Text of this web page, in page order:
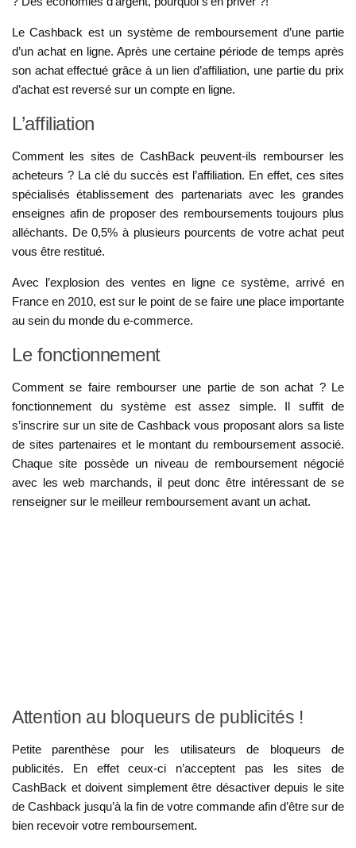
Le Cashback est un système de remboursement d’une partie
d’un achat en ligne. Après une certaine période de temps après
son achat effectué grâce à un lien d’affiliation, une partie du prix
d’achat est reversé sur un compte en ligne.
L’affiliation
Comment les sites de CashBack peuvent-ils rembourser les
acheteurs ? La clé du succès est l’affiliation. En effet, ces sites
spécialisés établissement des partenariats avec les grandes
enseignes afin de proposer des remboursements toujours plus
alléchants. De 0,5% à plusieurs pourcents de votre achat peut
vous être restitué.
Avec l’explosion des ventes en ligne ce système, arrivé en
France en 2010, est sur le point de se faire une place importante
au sein du monde du e-commerce.
Le fonctionnement
Comment se faire rembourser une partie de son achat ? Le
fonctionnement du système est assez simple. Il suffit de
s’inscrire sur un site de Cashback vous proposant alors sa liste
de sites partenaires et le montant du remboursement associé.
Chaque site possède un niveau de remboursement négocié
avec les web marchands, il peut donc être intéressant de se
renseigner sur le meilleur remboursement avant un achat.
Attention au bloqueurs de publicités !
Petite parenthèse pour les utilisateurs de bloqueurs de
publicités. En effet ceux-ci n’acceptent pas les sites de
CashBack et doivent simplement être désactiver depuis le site
de Cashback jusqu’à la fin de votre commande afin d’être sur de
bien recevoir votre remboursement.